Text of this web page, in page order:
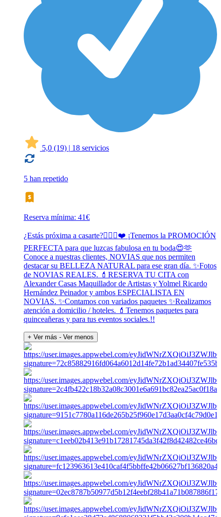
5,0 (19) | 18 servicios
5 han repetido
Reserva mínima: 41€
¿Estás próxima a casarte?👰🏻‍♀️❤️ ¡Tenemos la PROMOCIÓN
PERFECTA para que luzcas fabulosa en tu boda😍🫶
Conoce a nuestras clientes, NOVIAS que nos permiten
destacar su BELLEZA NATURAL para ese gran día. ✨Fotos
de NOVIAS REALES. 💄RESERVA TU CITA con
Alexander Casas Maquillador de Artistas y Yolmel Ricardo
Hernández Peinador y ambos ESPECIALISTA EN
NOVIAS. ✨Contamos con variados paquetes ✨Realizamos
atención a domicilio / hoteles. 💄Tenemos paquetes para
quinceañeras y para tus eventos sociales.!!
+ Ver más - Ver menos